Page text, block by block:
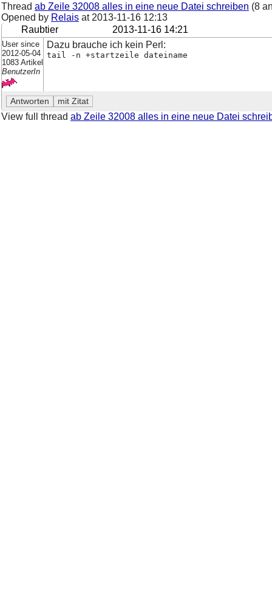
Thread ab Zeile 32008 alles in eine neue Datei schreiben (8
Opened by Relais at 2013-11-16 12:13
Raubtier
2013-11-16 14:21
User since
2012-05-04
1083 Artikel
BenutzerIn
Dazu brauche ich kein Perl:
tail -n +startzeile dateiname
View full thread ab Zeile 32008 alles in eine neue Datei